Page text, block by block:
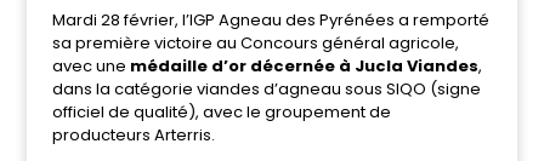
Mardi 28 février, l’IGP Agneau des Pyrénées a remporté
sa première victoire au Concours général agricole,
avec une médaille d’or décernée à Jucla Viandes,
dans la catégorie viandes d’agneau sous SIQO (signe
officiel de qualité), avec le groupement de
producteurs Arterris.